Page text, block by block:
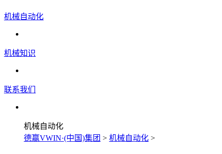
机械自动化
机械知识
联系我们
机械自动化
德赢VWIN·(中国)集团 > 机械自动化 >